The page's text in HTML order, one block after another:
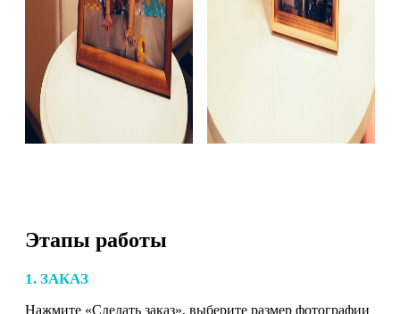
Этапы работы
1. ЗАКАЗ
Нажмите «Сделать заказ», выберите размер фотографии